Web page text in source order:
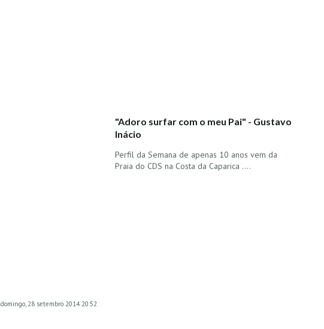
domingo, 28 setembro 2014 20:52
"Adoro surfar com o meu Pai" - Gustavo
Inácio
Perfil da Semana de apenas 10 anos vem da
Praia do CDS na Costa da Caparica ....